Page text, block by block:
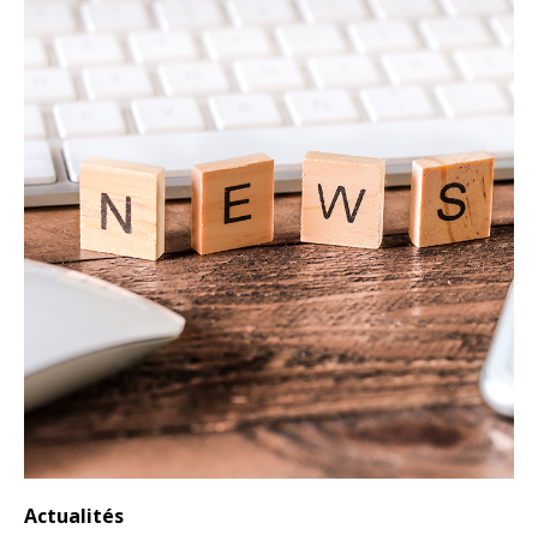
Actualités